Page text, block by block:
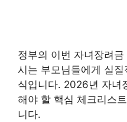
정부의 이번 자녀장려
시는 부모님들에게 실
식입니다. 2026년 자녀
해야 할 핵심 체크리스
니다.